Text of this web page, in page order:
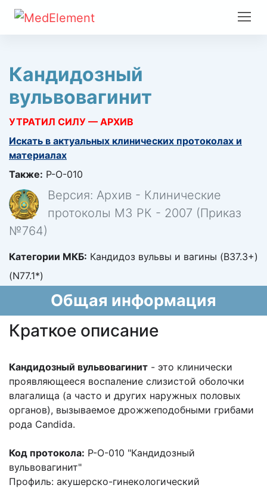
Кандидозный
вульвовагинит
УТРАТИЛ СИЛУ — АРХИВ
Искать в актуальных клинических протоколах и
материалах
Также: Р-О-010
Версия: Архив - Клинические
протоколы МЗ РК - 2007 (Приказ
№764)
Категории МКБ: Кандидоз вульвы и вагины (B37.3+)
(N77.1*)
Общая информация
Краткое описание
Кандидозный вульвовагинит - это клинически
проявляющееся воспаление слизистой оболочки
влагалища (а часто и других наружных половых
органов), вызываемое дрожжеподобными грибами
рода Candida.
Код протокола: P-O-010 "Кандидозный
вульвовагинит"
Профиль: акушерско-гинекологический